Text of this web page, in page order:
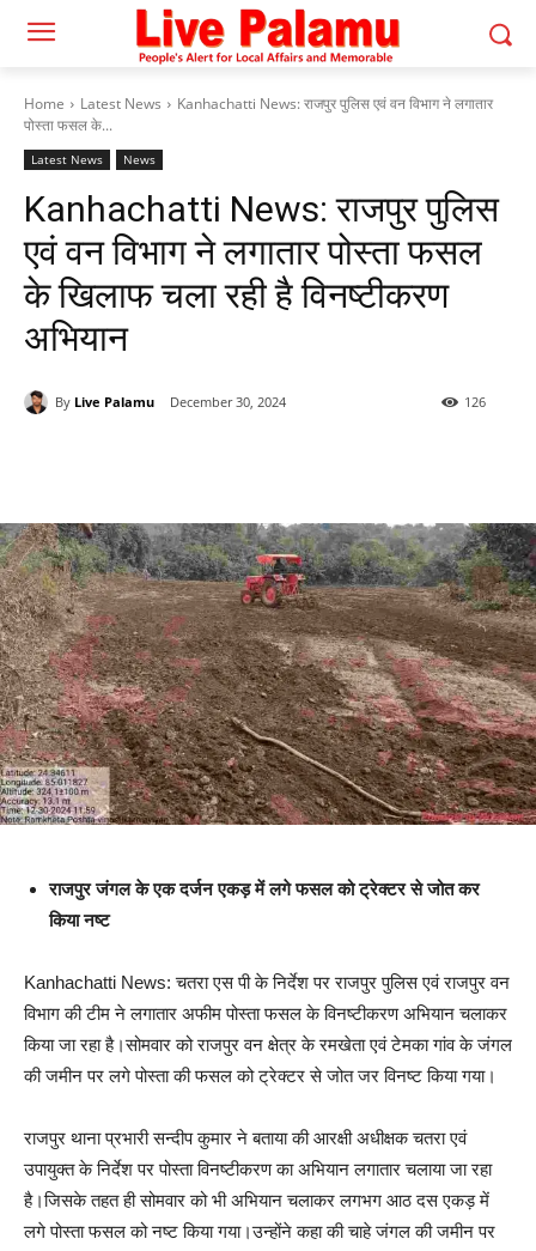
Home Latest News
Kanhachatti News: राजपुर पुलिस एवं वन विभाग ने लगातार
पोस्ता फसल के...
Latest News News
Kanhachatti News: राजपुर पुलिस
एवं वन विभाग ने लगातार पोस्ता फसल
के खिलाफ चला रही है विनष्टीकरण
अभियान
By Live Palamu December 30, 2024 126
राजपुर जंगल के एक दर्जन एकड़ में लगे फसल को ट्रेक्टर से जोत कर
किया नष्ट
Kanhachatti News: चतरा एस पी के निर्देश पर राजपुर पुलिस एवं राजपुर वन
विभाग की टीम ने लगातार अफीम पोस्ता फसल के विनष्टीकरण अभियान चलाकर
किया जा रहा है।सोमवार को राजपुर वन क्षेत्र के रमखेता एवं टेमका गांव के जंगल
की जमीन पर लगे पोस्ता की फसल को ट्रेक्टर से जोत जर विनष्ट किया गया।
राजपुर थाना प्रभारी सन्दीप कुमार ने बताया की आरक्षी अधीक्षक चतरा एवं
उपायुक्त के निर्देश पर पोस्ता विनष्टीकरण का अभियान लगातार चलाया जा रहा
है।जिसके तहत ही सोमवार को भी अभियान चलाकर लगभग आठ दस एकड़ में
लगे पोस्ता फसल को नष्ट किया गया।उन्होंने कहा की चाहे जंगल की जमीन पर